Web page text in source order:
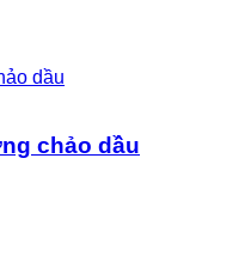
chảo dầu